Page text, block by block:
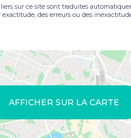
sur ce site sont traduites
des erreurs ou des
AFFICHER SUR LA CARTE